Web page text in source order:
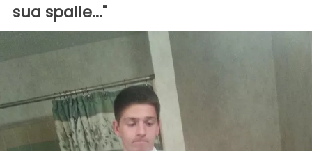
sua spalle..."